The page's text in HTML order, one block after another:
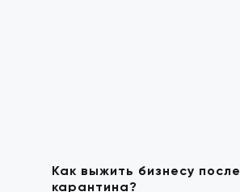
Как выжить бизнесу после
карантина?